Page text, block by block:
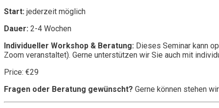
Start: jederzeit möglich
Dauer: 2-4 Wochen
Individueller Workshop & Beratung: Dieses Seminar kann
Zoom veranstaltet). Gerne unterstützen wir Sie auch mit
Price: €29
Fragen oder Beratung gewünscht? Gerne können stehen